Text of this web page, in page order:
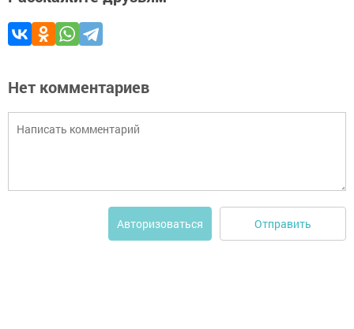
Нет комментариев
Авторизоваться Отправить